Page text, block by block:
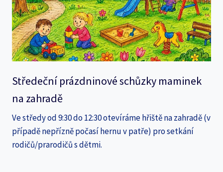
Středeční prázdninové schůzky maminek
na zahradě
Ve středy od 9:30 do 12:30 otevíráme hřiště na zahradě (v
případě nepřízně počasí hernu v patře) pro setkání
rodičů/prarodičů s dětmi.